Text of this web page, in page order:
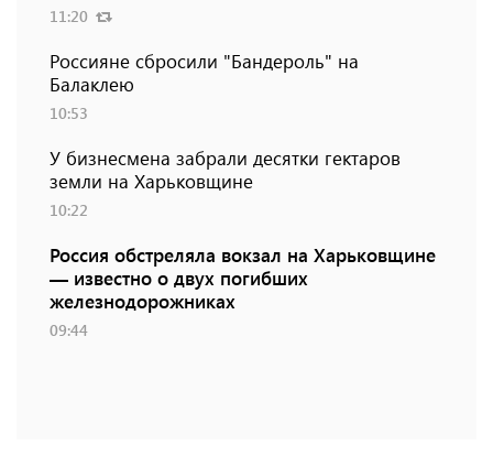
11:20
Россияне сбросили "Бандероль" на
Балаклею
10:53
У бизнесмена забрали десятки гектаров
земли на Харьковщине
10:22
Россия обстреляла вокзал на Харьковщине
— известно о двух погибших
железнодорожниках
09:44